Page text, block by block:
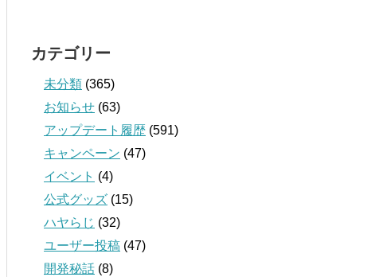
カテゴリー
未分類 (365)
お知らせ (63)
アップデート履歴 (591)
キャンペーン (47)
イベント (4)
公式グッズ (15)
ハヤらじ (32)
ユーザー投稿 (47)
開発秘話 (8)